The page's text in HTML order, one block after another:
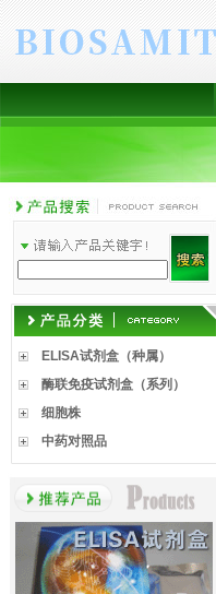
ELISA试剂盒（种属）
酶联免疫试剂盒（系列）
细胞株
中药对照品